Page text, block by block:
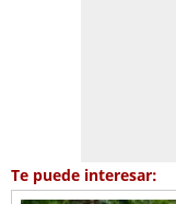
Te puede interesar: